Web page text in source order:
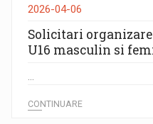
2026-04-06
Solicitari
U16 masculin si
...
CONTINUARE